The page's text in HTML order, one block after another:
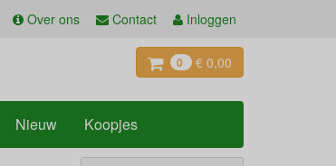
Over ons Contact Inloggen
0 € 0,00
Nieuw Koopjes